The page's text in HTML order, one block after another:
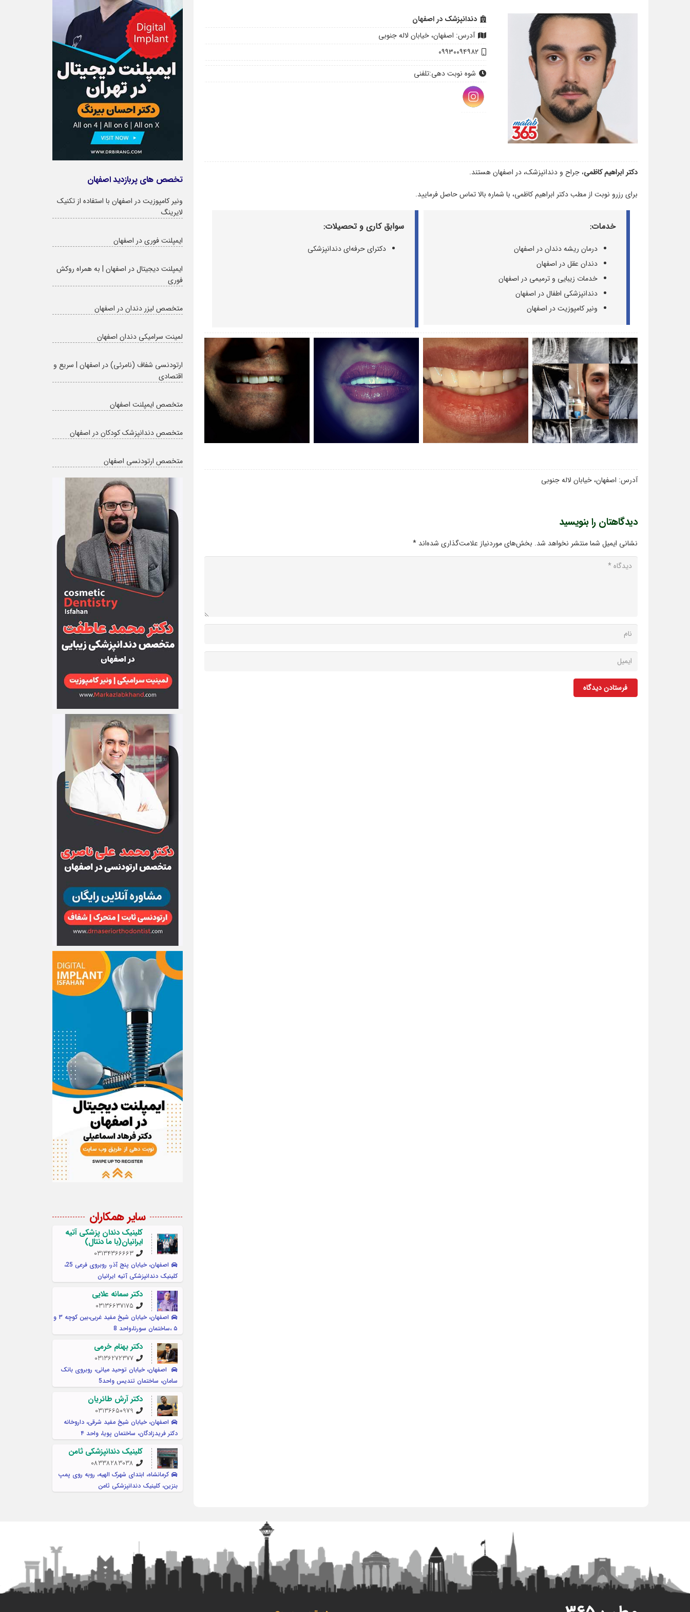
دندانپزشک در اصفهان
آدرس: اصفهان، خیابان لاله جنوبی
۰۹۹۳۰۰۹۴۹۸۲
شوه نوبت دهی:تلفنی
دکتر ابراهیم کاظمی، جراح و دندانپزشک، در اصفهان هستند.
برای رزرو نوبت از مطب دکتر ابراهیم کاظمی، با شماره بالا تماس حاصل فرمایید.
خدمات:
درمان ریشه دندان در اصفهان
دندان عقل در اصفهان
خدمات زیبایی و ترمیمی در اصفهان
دندانپزشکی اطفال در اصفهان
ونیر کامپوزیت در اصفهان
سوابق کاری و تحصیلات:
دکترای حرفه‌ای دندانپزشکی
آدرس: اصفهان، خیابان لاله جنوبی
دیدگاهتان را بنویسید
نشانی ایمیل شما منتشر نخواهد شد. بخش‌های موردنیاز علامت‌گذاری شده‌اند *
فرستادن دیدگاه
تخصص های پربازدید اصفهان
ونیر کامپوزیت در اصفهان با استفاده از تکنیک
لایرینگ
ایمپلنت فوری در اصفهان
ایمپلنت دیجیتال در اصفهان | به همراه روکش
فوری
متخصص لیزر دندان در اصفهان
لمینت سرامیکی دندان اصفهان
ارتودنسی شفاف (نامرئی) در اصفهان | سریع و
اقتصادی
متخصص ایمپلنت اصفهان
متخصص دندانپزشک کودکان در اصفهان
متخصص ارتودنسی اصفهان
سایر همکاران
کلینیک دندان پزشکی آتیه
ایرانیان(با ما دنتال)
03134366663
اصفهان، خیابان پنج آذر، روبروی فرعی 25،
کلينيک دندانپزشکی آتیه ایرانیان
دکتر سمانه علایی
03136637175
اصفهان، خیابان شیخ مفید غربی،بین کوچه ۳ و
۵ ،ساختمان سورنا،واحد 8
دکتر بهنام خرمی
03136272377
اصفهان، خیابان توحید میانی، روبروی بانک
سامان، ساختمان تندیس واحد5
دکتر آرش طائریان
03136650979
اصفهان، خیابان شیخ مفید شرقی، داروخانه
دکتر فریدزادگان، ساختمان پویا، واحد ۴
کلینیک دندانپزشکی ثامن
08338283038
کرمانشاه، ابتدای شهرک الهیه، روبه روی پمپ
بنزین، کلینیک دندانپزشکی ثامن